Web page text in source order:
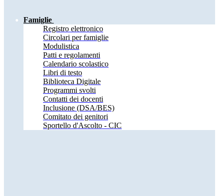
Famiglie
Registro elettronico
Circolari per famiglie
Modulistica
Patti e regolamenti
Calendario scolastico
Libri di testo
Biblioteca Digitale
Programmi svolti
Contatti dei docenti
Inclusione (DSA/BES)
Comitato dei genitori
Sportello d'Ascolto - CIC